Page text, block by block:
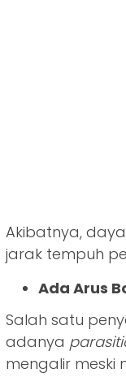
Akibatnya,
jarak tempuh
Ada Arus
Salah satu
adanya
mengalir meski